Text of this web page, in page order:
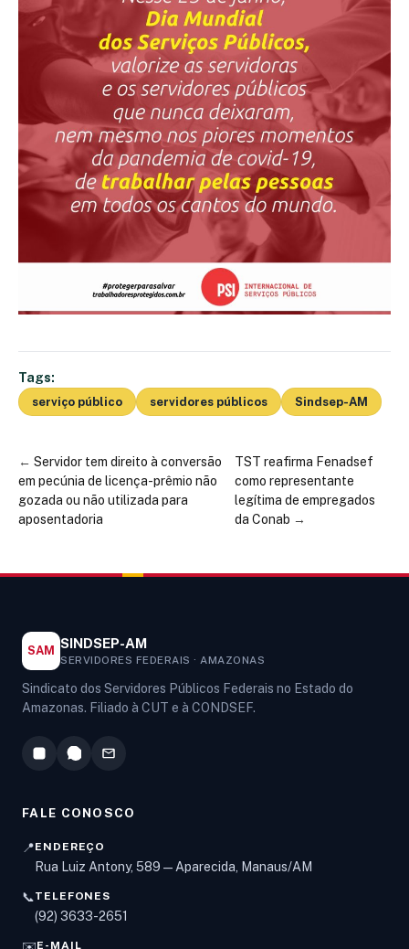
Tags:
serviço público servidores públicos Sindsep-AM
← Servidor tem direito à conversão
em pecúnia de licença-prêmio não
gozada ou não utilizada para
aposentadoria
TST reafirma Fenadsef
como representante
legítima de empregados
da Conab →
SAM SINDSEP-AM
SERVIDORES FEDERAIS · AMAZONAS
Sindicato dos Servidores Públicos Federais no Estado do
Amazonas. Filiado à CUT e à CONDSEF.
FALE CONOSCO
📍ENDEREÇO
Rua Luiz Antony, 589 — Aparecida, Manaus/AM
📞TELEFONES
(92) 3633-2651
✉️E-MAIL
Olá! Digite um assunto e vou buscar em nossas